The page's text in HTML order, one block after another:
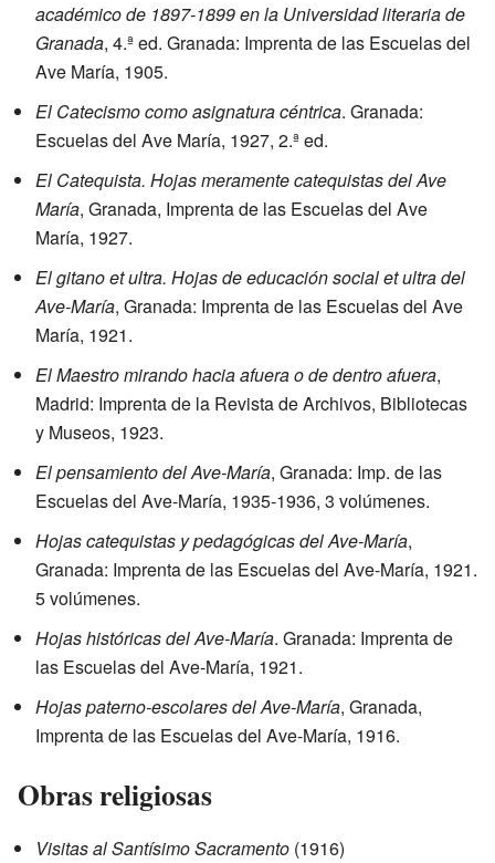
académico de 1897-1899 en la Universidad literaria de
Granada, 4.ª ed. Granada: Imprenta de las Escuelas del
Ave María, 1905.
El Catecismo como asignatura céntrica. Granada:
Escuelas del Ave María, 1927, 2.ª ed.
El Catequista. Hojas meramente catequistas del Ave
María, Granada, Imprenta de las Escuelas del Ave
María, 1927.
El gitano et ultra. Hojas de educación social et ultra del
Ave-María, Granada: Imprenta de las Escuelas del Ave
María, 1921.
El Maestro mirando hacia afuera o de dentro afuera,
Madrid: Imprenta de la Revista de Archivos, Bibliotecas
y Museos, 1923.
El pensamiento del Ave-María, Granada: Imp. de las
Escuelas del Ave-María, 1935-1936, 3 volúmenes.
Hojas catequistas y pedagógicas del Ave-María,
Granada: Imprenta de las Escuelas del Ave-María, 1921.
5 volúmenes.
Hojas históricas del Ave-María. Granada: Imprenta de
las Escuelas del Ave-María, 1921.
Hojas paterno-escolares del Ave-María, Granada,
Imprenta de las Escuelas del Ave-María, 1916.
Obras religiosas
Visitas al Santísimo Sacramento (1916)